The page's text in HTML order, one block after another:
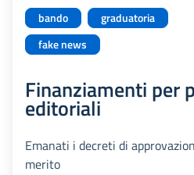
bando
graduatoria
fake news
Finanziamenti per
editoriali
Emanati i decreti di
merito